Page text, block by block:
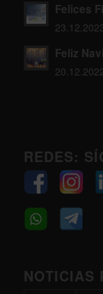
Felices
Feliz
REDES:
NOTICIAS